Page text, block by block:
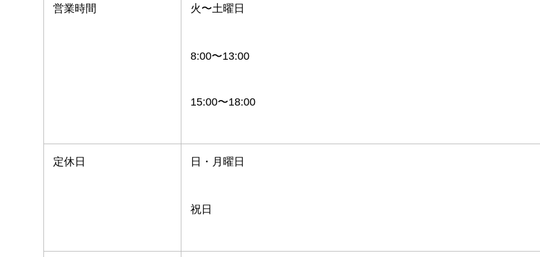
営業時間 火〜土曜日
8:00〜13:00
15:00〜18:00
定休日 日・月曜日
祝日